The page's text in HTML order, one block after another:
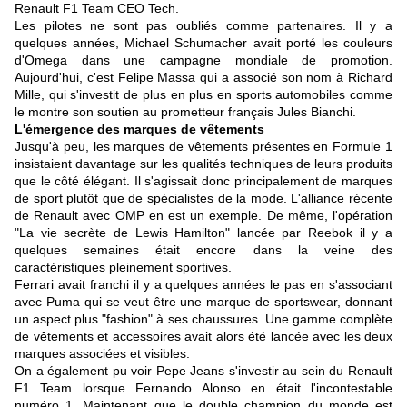
Renault F1 Team CEO Tech.
Les pilotes ne sont pas oubliés comme partenaires. Il y a
quelques années, Michael Schumacher avait porté les couleurs
d'Omega dans une campagne mondiale de promotion.
Aujourd'hui, c'est Felipe Massa qui a associé son nom à Richard
Mille, qui s'investit de plus en plus en sports automobiles comme
le montre son soutien au prometteur français Jules Bianchi.
L'émergence des marques de vêtements
Jusqu'à peu, les marques de vêtements présentes en Formule 1
insistaient davantage sur les qualités techniques de leurs produits
que le côté élégant. Il s'agissait donc principalement de marques
de sport plutôt que de spécialistes de la mode. L'alliance récente
de Renault avec OMPen est un exemple. De même, l'opération
"La vie secrète de Lewis Hamilton" lancée par Reebok il y a
quelques semaines était encore dans la veine des
caractéristiques pleinement sportives.
Ferrari avait franchi il y a quelques années le pas en s'associant
avec Puma qui se veut être une marque de sportswear, donnant
un aspect plus "fashion" à ses chaussures. Une gamme complète
de vêtements et accessoires avait alors été lancée avec les deux
marques associées et visibles.
On a également pu voir Pepe Jeans s'investir au sein du Renault
F1 Team lorsque Fernando Alonso en était l'incontestable